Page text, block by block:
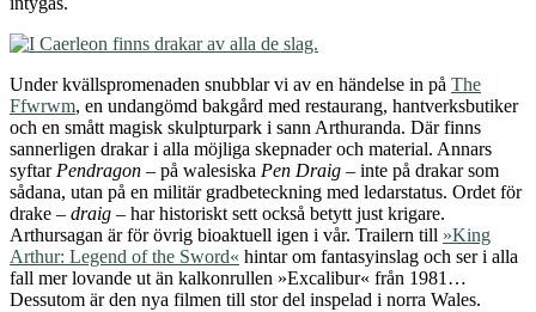
Under kvällspromenaden snubblar vi av en händelse in på The
Ffwrwm, en undangömd bakgård med restaurang, hantverksbutiker
och en smått magisk skulpturpark i sann Arthuranda. Där finns
sannerligen drakar i alla möjliga skepnader och material. Annars
syftarPendragon – på walesiska Pen Draig – inte på drakar som
sådana, utan på en militär gradbeteckning med ledarstatus. Ordet för
drake – draig – har historiskt sett också betytt just krigare.
Arthursagan är för övrig bioaktuell igen i vår. Trailern till »King
Arthur: Legend of the Sword« hintar om fantasyinslag och ser i alla
fall mer lovande ut än kalkonrullen »Excalibur« från 1981…
Dessutom är den nya filmen till stor del inspelad i norra Wales.